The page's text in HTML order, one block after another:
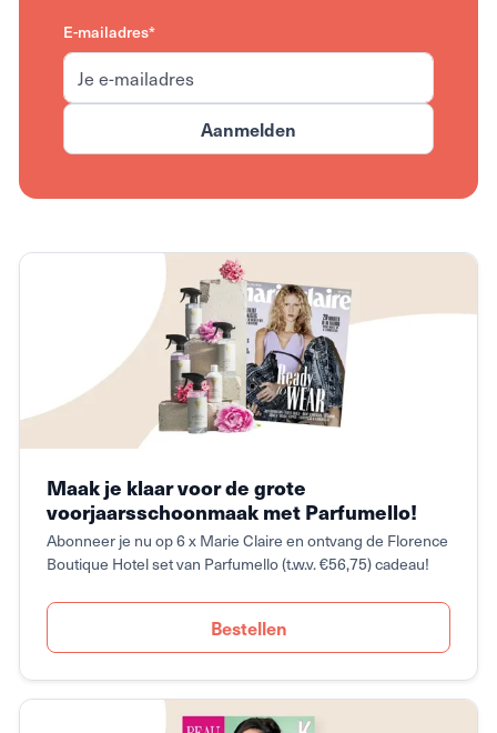
E-mailadres*
Aanmelden
Maak je klaar voor de grote
voorjaarsschoonmaak met Parfumello!
Abonneer je nu op 6 x Marie Claire en ontvang de Florence
Boutique Hotel set van Parfumello (t.w.v. €56,75) cadeau!
Bestellen